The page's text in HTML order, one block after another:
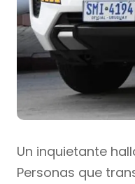
Un inquietante
Personas que